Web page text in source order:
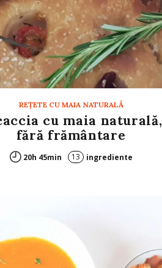
REȚETE CU MAIA NATURALĂ
cu maia naturală,
fără frământare
20h 45min 13 ingrediente